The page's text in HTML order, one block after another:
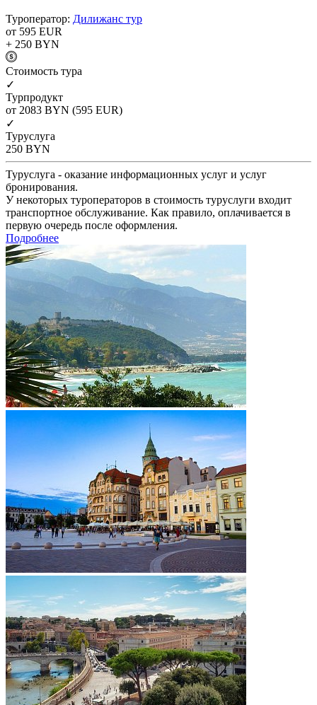
Туроператор: Дилижанс тур
от 595 EUR
+ 250 BYN
Cтоимость тура
✓
Турпродукт
от 2083 BYN (595 EUR)
✓
Туруслуга
250 BYN
Туруслуга - оказание информационных услуг и услуг
бронирования.
У некоторых туроператоров в стоимость туруслуги входит
транспортное обслуживание. Как правило, оплачивается в
первую очередь после оформления.
Подробнее